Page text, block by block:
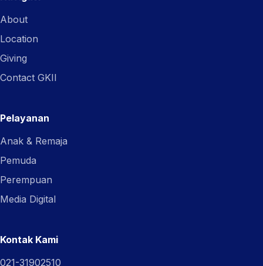
About
Location
Giving
Contact GKII
Pelayanan
Anak & Remaja
Pemuda
Perempuan
Media Digital
Kontak Kami
021-31902510